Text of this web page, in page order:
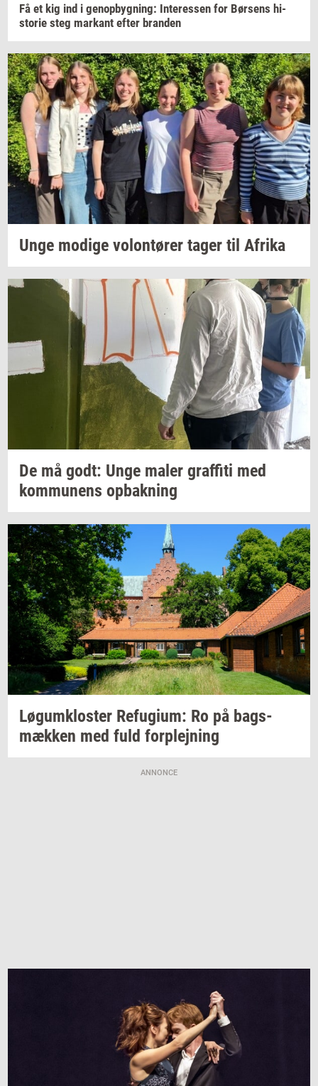
Få et kig ind i genop­byg­ning: In­ter­es­sen for Bør­sens hi­
sto­rie steg mar­kant efter bran­den
Unge mo­di­ge vo­lontø­rer tager til Afri­ka
De må godt: Unge maler graf­fi­ti med
kom­mu­nens op­bak­ning
Løgum­klo­ster Re­fu­gi­um: Ro på bags­
mæk­ken med fuld for­plej­ning
ANNONCE